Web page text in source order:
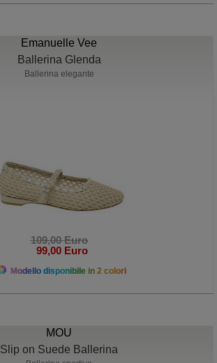
Emanuelle Vee
Ballerina Glenda
Ballerina elegante
109,00 Euro
99,00 Euro
Modello disponibile in 2 colori
MOU
Slip on Suede Ballerina